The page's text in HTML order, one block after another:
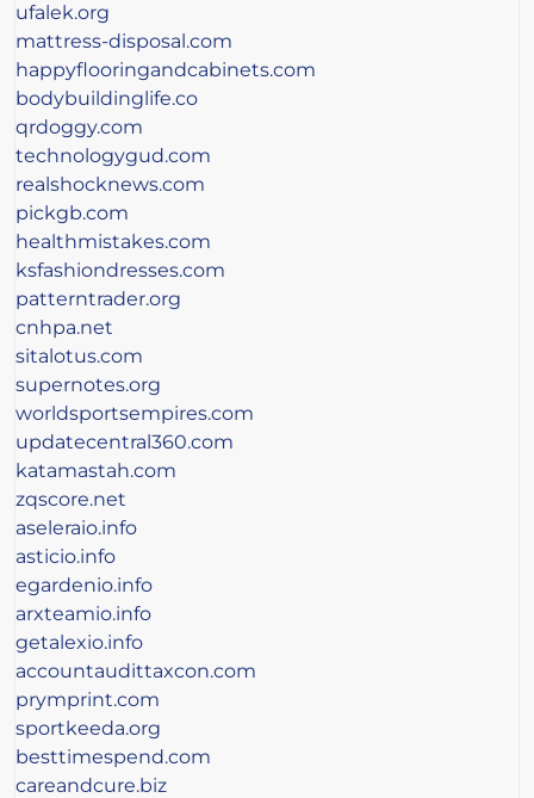
ufalek.org
mattress-disposal.com
happyflooringandcabinets.com
bodybuildinglife.co
qrdoggy.com
technologygud.com
realshocknews.com
pickgb.com
healthmistakes.com
ksfashiondresses.com
patterntrader.org
cnhpa.net
sitalotus.com
supernotes.org
worldsportsempires.com
updatecentral360.com
katamastah.com
zqscore.net
aseleraio.info
asticio.info
egardenio.info
arxteamio.info
getalexio.info
accountaudittaxcon.com
prymprint.com
sportkeeda.org
besttimespend.com
careandcure.biz